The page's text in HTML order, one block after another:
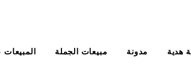
المبيعات مبيعات الجملة مدونة هدية